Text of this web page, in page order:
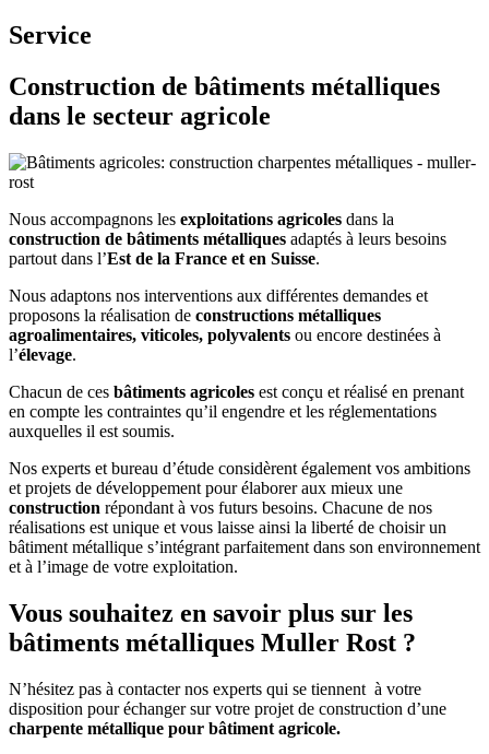
Service
Construction de bâtiments métalliques
dans le secteur agricole
Nous accompagnons les exploitations agricoles dans la
construction de bâtiments métalliques adaptés à leurs besoins
partout dans l’Est de la France et en Suisse.
Nous adaptons nos interventions aux différentes demandes et
proposons la réalisation de constructions métalliques
agroalimentaires, viticoles, polyvalents ou encore destinées à
l’élevage.
Chacun de ces bâtiments agricoles est conçu et réalisé en prenant
en compte les contraintes qu’il engendre et les réglementations
auxquelles il est soumis.
Nos experts et bureau d’étude considèrent également vos ambitions
et projets de développement pour élaborer aux mieux une
construction répondant à vos futurs besoins. Chacune de nos
réalisations est unique et vous laisse ainsi la liberté de choisir un
bâtiment métallique s’intégrant parfaitement dans son environnement
et à l’image de votre exploitation.
Vous souhaitez en savoir plus sur les
bâtiments métalliques Muller Rost ?
N’hésitez pas à contacter nos experts qui se tiennent à votre
disposition pour échanger sur votre projet de construction d’une
charpente métallique pour bâtiment agricole.